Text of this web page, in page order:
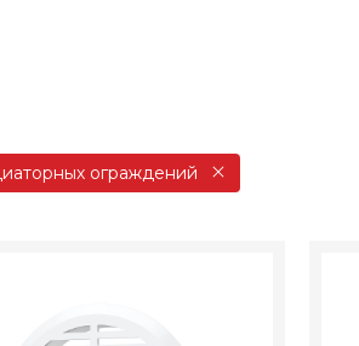
ограждений